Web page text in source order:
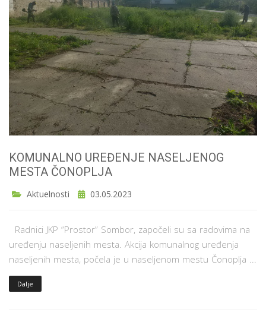
KOMUNALNO UREĐENJE NASELJENOG
MESTA ČONOPLJA
Aktuelnosti 03.05.2023
Radnici JKP “Prostor” Sombor, započeli su sa radovima na
uređenju naseljenih mesta. Akcija komunalnog uređenja
naseljenih mesta, počela je u naseljenom mestu Čonoplja ...
Dalje